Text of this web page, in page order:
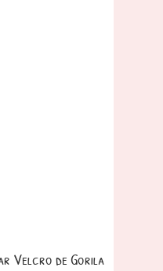
Velcro de Gorila